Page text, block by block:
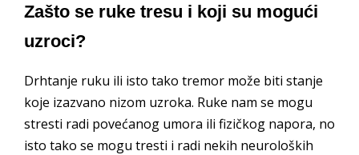
Zašto se ruke tresu i koji su mogući
uzroci?
Drhtanje ruku ili isto tako tremor može biti stanje
koje izazvano nizom uzroka. Ruke nam se mogu
stresti radi povećanog umora ili fizičkog napora, no
isto tako se mogu tresti i radi nekih neuroloških